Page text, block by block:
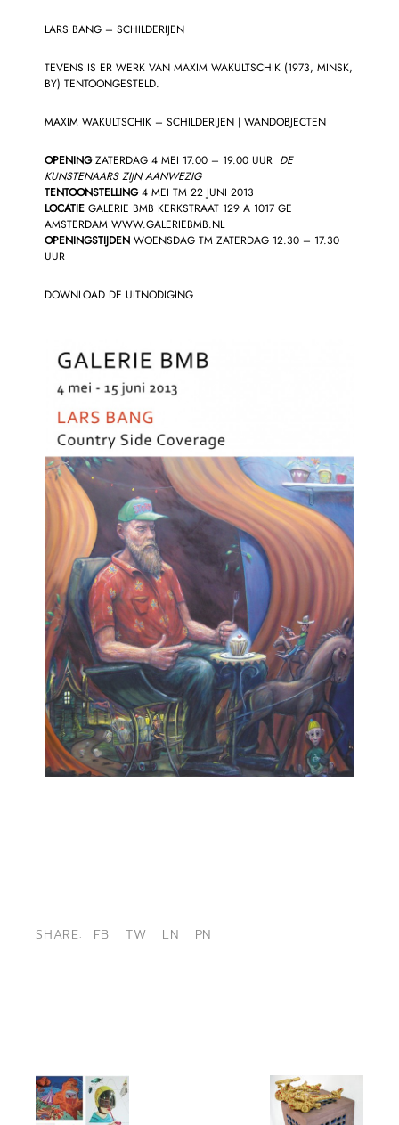
LARS BANG – SCHILDERIJEN
TEVENS IS ER WERK VAN MAXIM WAKULTSCHIK (1973, MINSK,
BY) TENTOONGESTELD.
MAXIM WAKULTSCHIK – SCHILDERIJEN | WANDOBJECTEN
OPENINGZATERDAG 4 MEI 17.00 – 19.00 UUR DE
KUNSTENAARS ZIJN AANWEZIG
TENTOONSTELLING4 MEI TM 22 JUNI 2013
LOCATIE GALERIE BMB KERKSTRAAT 129 A 1017 GE
AMSTERDAMWWW.GALERIEBMB.NL
OPENINGSTIJDEN WOENSDAG TM ZATERDAG 12.30 – 17.30
UUR
DOWNLOAD DE UITNODIGING
SHARE: FB TW LN PN